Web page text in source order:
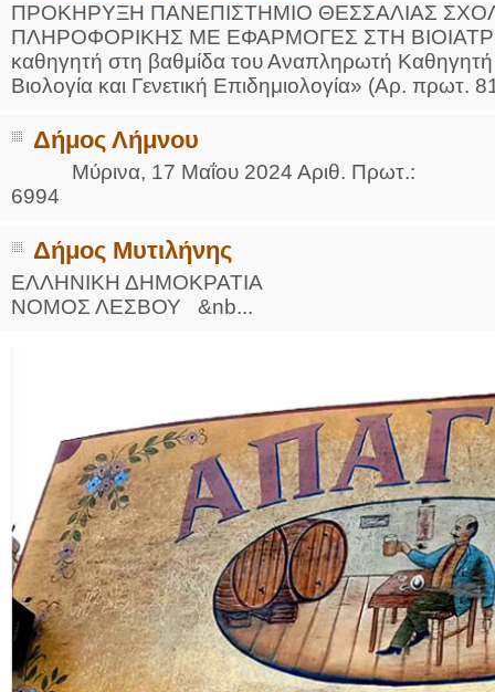
ΠΡΟΚΗΡΥΞΗ ΠΑΝΕΠΙΣΤΗΜΙΟ ΘΕΣΣΑΛΙΑΣ
ΠΛΗΡΟΦΟΡΙΚΗΣ ΜΕ ΕΦΑΡΜΟΓΕΣ ΣΤΗ
καθηγητή στη βαθμίδα του Αναπληρωτή Καθηγητή
Βιολογία και Γενετική Επιδημιολογία» (Αρ. πρωτ.
Δήμος Λήμνου
Μύρινα, 17 Μαΐου 2024 Αριθ. Πρωτ.:
6994 Α.Α. Συστ.:
Δήμος Μυτιλήνης
ΕΛΛΗΝΙΚΗ
ΝΟΜΟΣ ΛΕΣΒΟΥ &nb...